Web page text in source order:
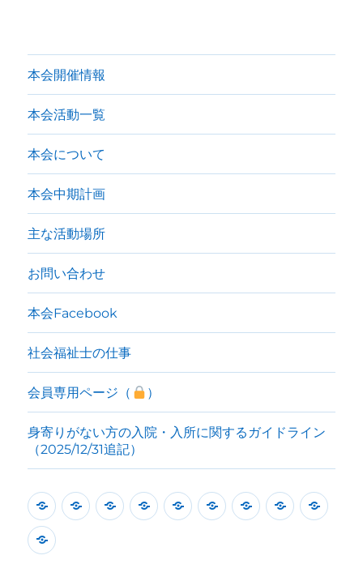
本会開催情報
本会活動一覧
本会について
本会中期計画
主な活動場所
お問い合わせ
本会Facebook
社会福祉士の仕事
会員専用ページ（ ）
身寄りがない方の入院・入所に関するガイドライン
（2025/12/31追記）
本
開
本
本
本
主
お
本
社
会
身